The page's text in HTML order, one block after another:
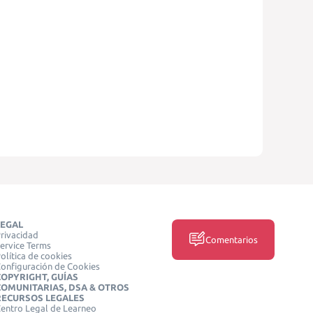
Terms
de cookies
de Cookies
GUÍAS
DSA & OTROS
LEGALES
Legal de Learneo
Comentarios